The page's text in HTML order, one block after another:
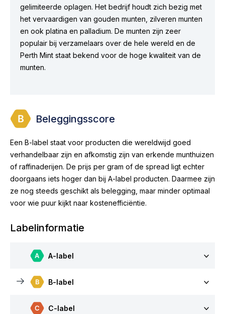
gelimiteerde oplagen. Het bedrijf houdt zich bezig met
het vervaardigen van gouden munten, zilveren munten
en ook platina en palladium. De munten zijn zeer
populair bij verzamelaars over de hele wereld en de
Perth Mint staat bekend voor de hoge kwaliteit van de
munten.
Beleggingsscore
Een B-label staat voor producten die wereldwijd goed
verhandelbaar zijn en afkomstig zijn van erkende munthuizen
of raffinaderijen. De prijs per gram of de spread ligt echter
doorgaans iets hoger dan bij A-label producten. Daarmee zijn
ze nog steeds geschikt als belegging, maar minder optimaal
voor wie puur kijkt naar kostenefficiëntie.
Labelinformatie
A-label
B-label
C-label